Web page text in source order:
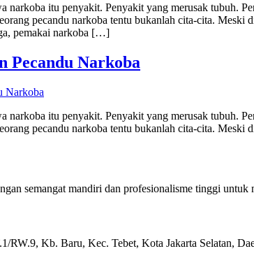
narkoba itu penyakit. Penyakit yang merusak tubuh.
pecandu narkoba tentu bukanlah cita-cita. Meski
pemakai narkoba […]
Pecandu Narkoba
narkoba itu penyakit. Penyakit yang merusak tubuh.
pecandu narkoba tentu bukanlah cita-cita. Meski
semangat mandiri dan profesionalisme tinggi
RW.9, Kb. Baru, Kec. Tebet, Kota Jakarta Selatan,